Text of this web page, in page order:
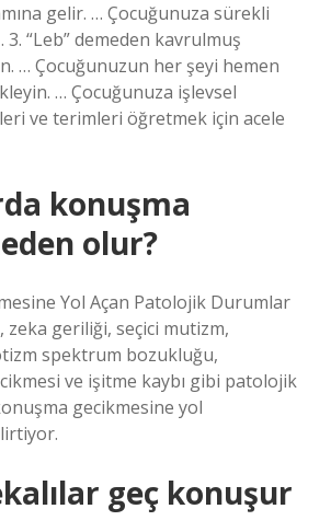
gelir. … Çocuğunuza sürekli
“Leb” demeden kavrulmuş
… Çocuğunuzun her şeyi hemen
… Çocuğunuza işlevsel
ve terimleri öğretmek için acele
konuşma
olur?
Yol Açan Patolojik Durumlar
zeka geriliği, seçici mutizm,
spektrum bozukluğu,
ve işitme kaybı gibi patolojik
gecikmesine yol
geç konuşur